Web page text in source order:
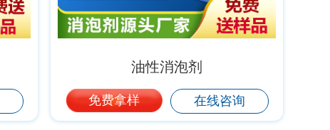
油性消泡剂
免费拿样 在线咨询